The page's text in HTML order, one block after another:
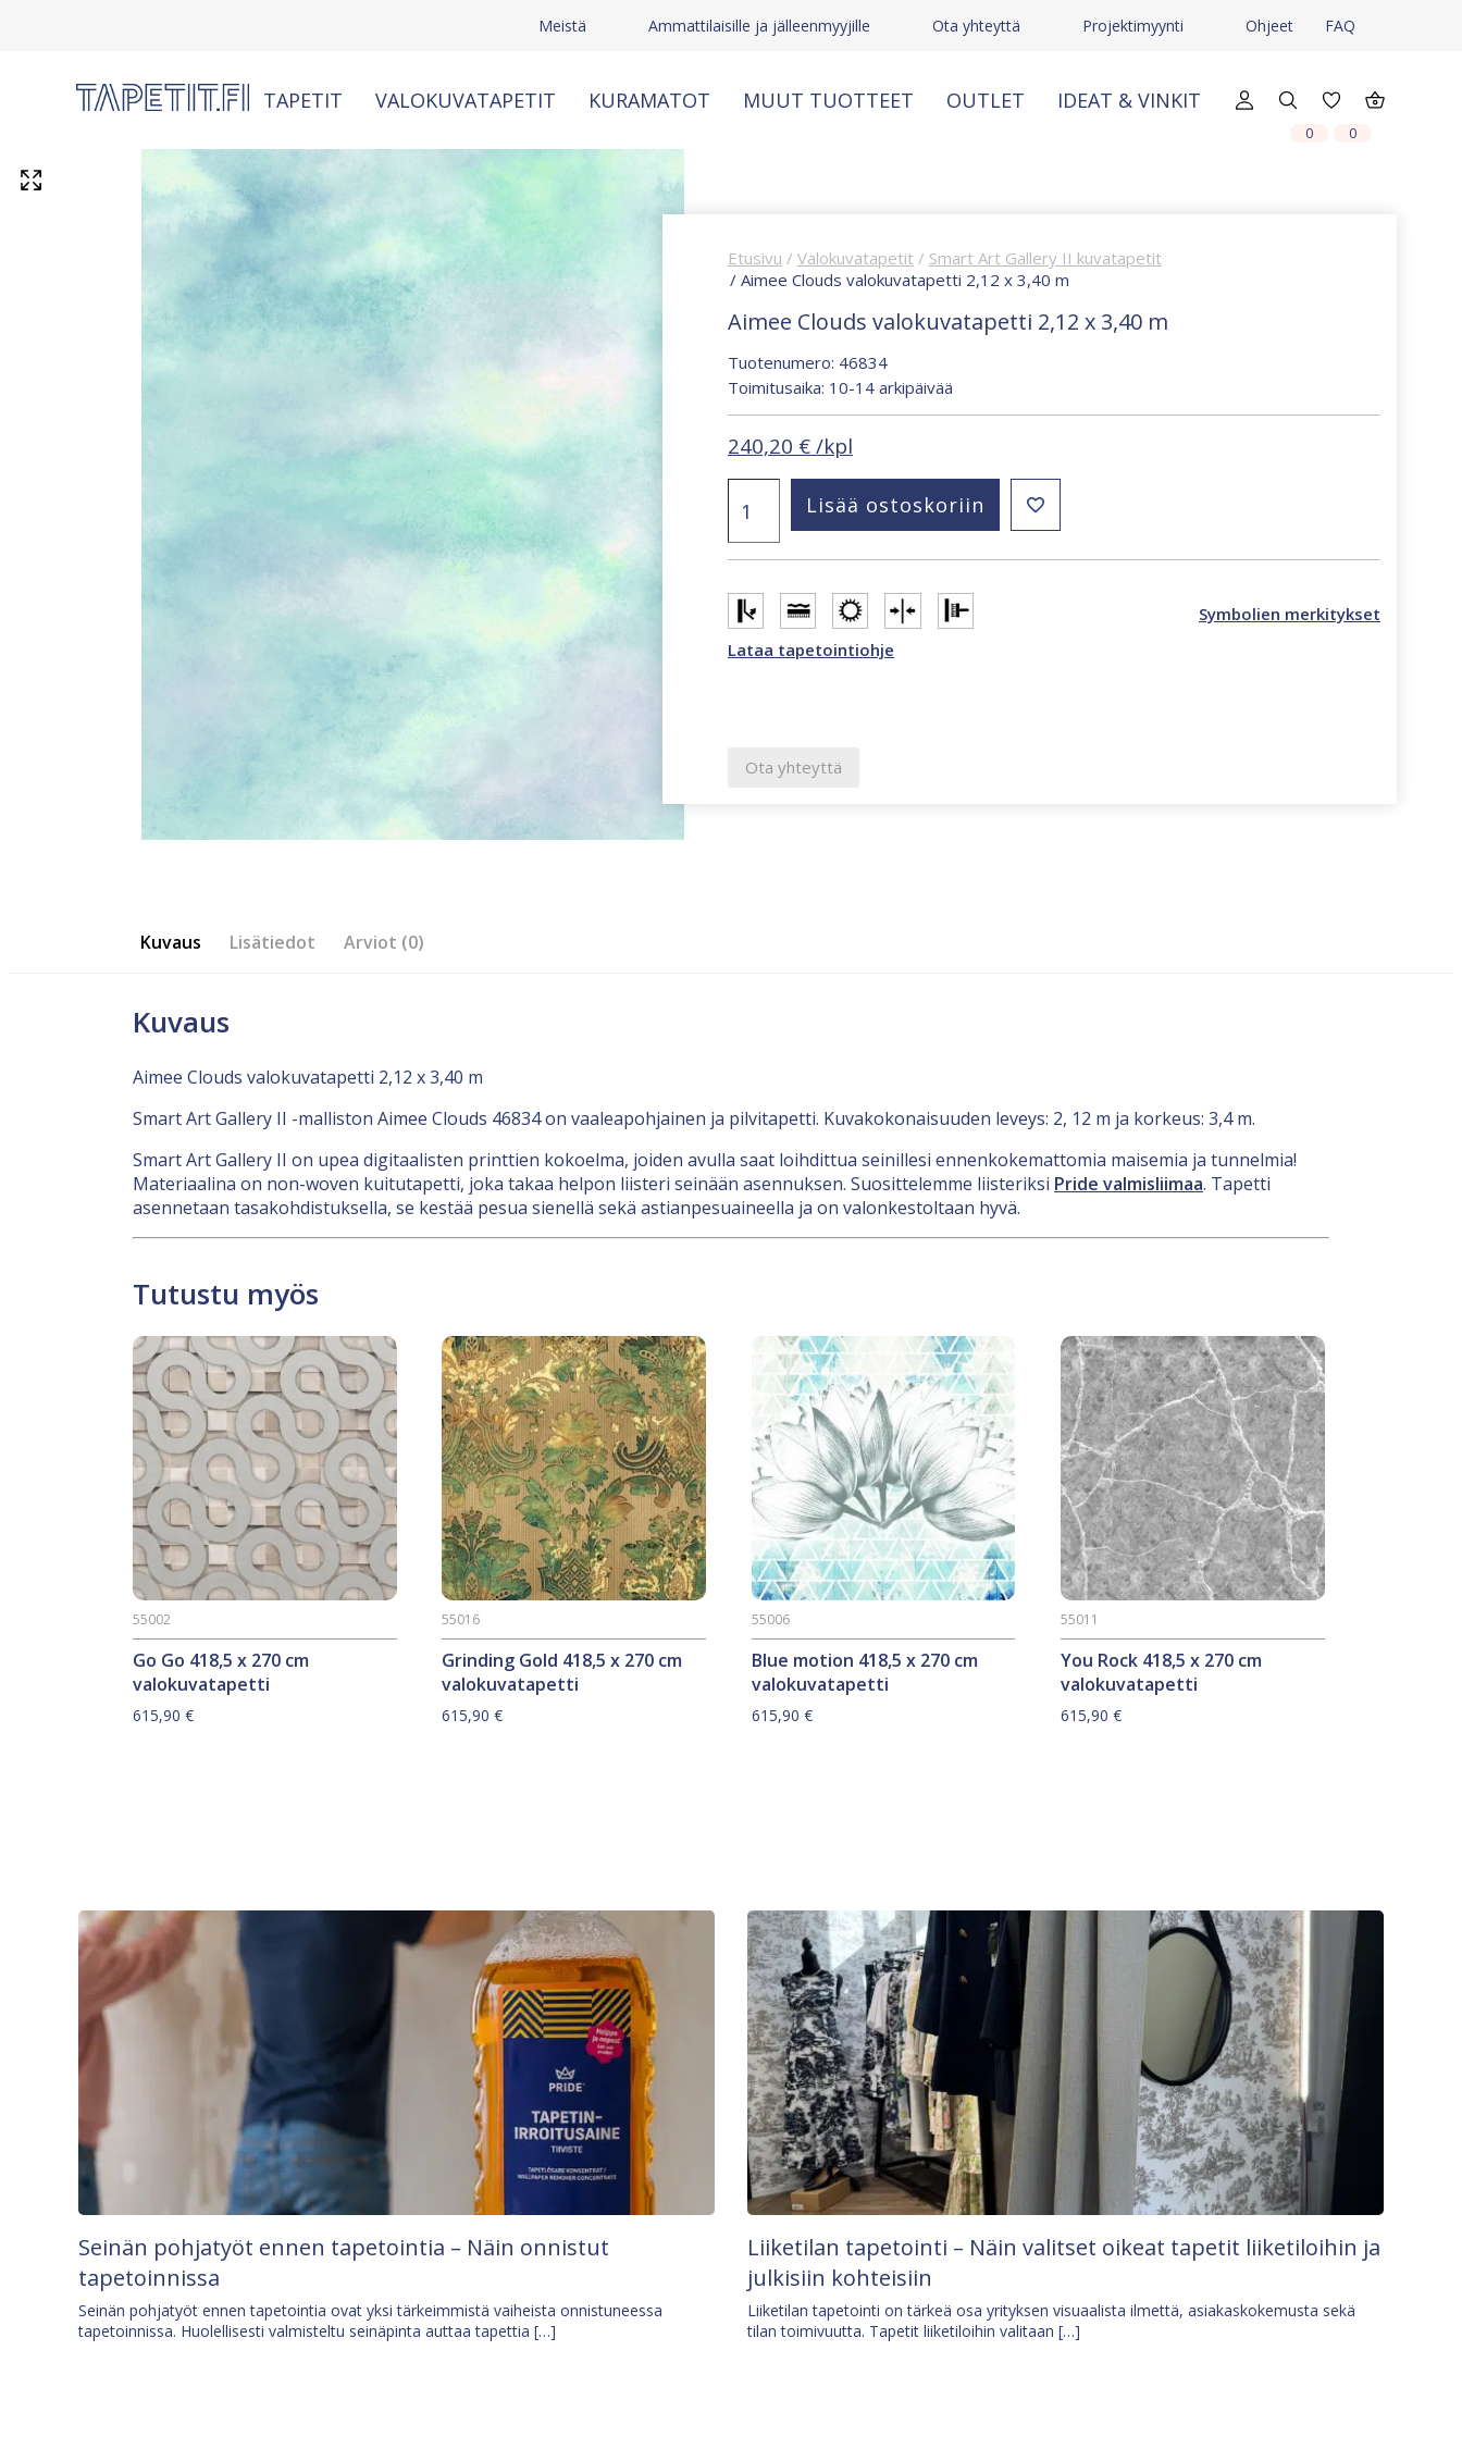
Meistä Ammattilaisille ja jälleenmyyjille Ota yhteyttä Projektimyynti Ohjeet FAQ
TAPETIT VALOKUVATAPETIT KURAMATOT MUUT TUOTTEET OUTLET IDEAT & VINKIT
0 0
Etusivu / Valokuvatapetit / Smart Art Gallery II kuvatapetit
/ Aimee Clouds valokuvatapetti 2,12 x 3,40 m
Aimee Clouds valokuvatapetti 2,12 x 3,40 m
Tuotenumero: 46834
Toimitusaika: 10-14 arkipäivää
240,20 € /kpl
Clouds
valokuvatapetti
2,12
3,40
m
määrä
Lisää ostoskoriin
Symbolien merkitykset
Lataa tapetointiohje
Ota yhteyttä
Kuvaus Lisätiedot Arviot (0)
Kuvaus
Aimee Clouds valokuvatapetti 2,12 x 3,40 m
Smart Art Gallery II -malliston Aimee Clouds 46834 on vaaleapohjainen ja pilvitapetti. Kuvakokonaisuuden leveys: 2, 12 m ja korkeus: 3,4 m.
Smart Art Gallery II on upea digitaalisten printtien kokoelma, joiden avulla saat loihdittua seinillesi ennenkokemattomia maisemia ja tunnelmia!
Materiaalina on non-woven kuitutapetti, joka takaa helpon liisteri seinään asennuksen. Suosittelemme liisteriksi Pride valmisliimaa. Tapetti
asennetaan tasakohdistuksella, se kestää pesua sienellä sekä astianpesuaineella ja on valonkestoltaan hyvä.
Tutustu myös
Go Go 418,5 x 270 cm
valokuvatapetti
55002
615,90 €
Grinding Gold 418,5 x 270 cm
valokuvatapetti
55016
615,90€
Blue motion 418,5 x 270 cm
valokuvatapetti
55006
615,90 €
You Rock 418,5 x 270 cm
valokuvatapetti
55011
615,90€
Seinän pohjatyöt ennen tapetointia – Näin onnistut
tapetoinnissa
Seinän pohjatyöt ennen tapetointia ovat yksi tärkeimmistä vaiheista onnistuneessa
tapetoinnissa. Huolellisesti valmisteltu seinäpinta auttaa tapettia […]
Liiketilan tapetointi – Näin valitset oikeat tapetit liiketiloihin ja
julkisiin kohteisiin
Liiketilan tapetointi on tärkeä osa yrityksen visuaalista ilmettä, asiakaskokemusta sekä
tilan toimivuutta. Tapetit liiketiloihin valitaan […]